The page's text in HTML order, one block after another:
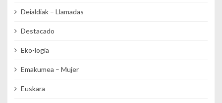
Deialdiak – Llamadas
Destacado
Eko-logia
Emakumea – Mujer
Euskara